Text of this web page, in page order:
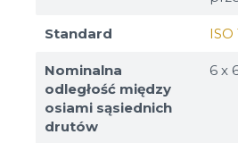
Standard ISO
Nominalna
odległość między
osiami sąsiednich
drutów
6 х